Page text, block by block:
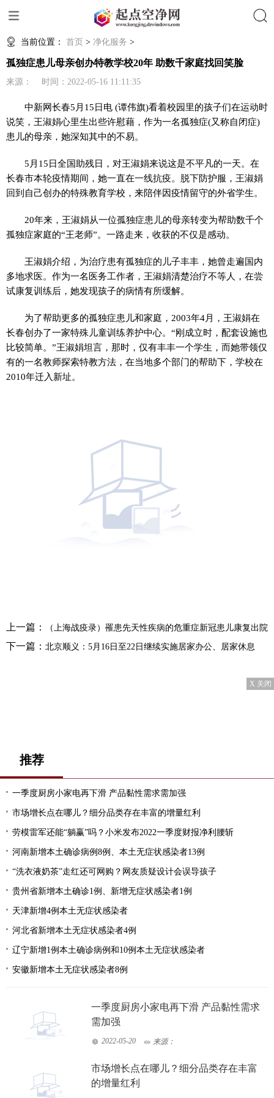
当前位置： 首页 > 净化服务 >
孤独症患儿母亲创办特教学校20年 助数千家庭找回笑脸
来源： 时间：2022-05-16 11:11:35
中新网长春5月15日电 (谭伟旗)看着校园里的孩子们在运动时
说笑，王淑娟心里生出些许慰藉，作为一名孤独症(又称自闭症)
患儿的母亲，她深知其中的不易。
5月15日全国助残日，对王淑娟来说这是不平凡的一天。在
长春市本轮疫情期间，她一直在一线抗疫。脱下防护服，王淑娟
回到自己创办的特殊教育学校，来陪伴因疫情留守的外省学生。
20年来，王淑娟从一位孤独症患儿的母亲转变为帮助数千个
孤独症家庭的“王老师”。一路走来，收获的不仅是感动。
王淑娟介绍，为治疗患有孤独症的儿子丰丰，她曾走遍国内
多地求医。作为一名医务工作者，王淑娟清楚治疗不等人，在尝
试康复训练后，她发现孩子的病情有所缓解。
为了帮助更多的孤独症患儿和家庭，2003年4月，王淑娟在
长春创办了一家特殊儿童训练养护中心。“刚成立时，配套设施也
比较简单。”王淑娟坦言，那时，仅有丰丰一个学生，而她带领仅
有的一名教师探索特教方法，在当地多个部门的帮助下，学校在
2010年迁入新址。
上一篇： （上海战疫录）罹患先天性疾病的危重症新冠患儿康复出院
下一篇： 北京顺义：5月16日至22日继续实施居家办公、居家休息
X 关闭
推荐
一季度厨房小家电再下滑 产品黏性需求需加强
市场增长点在哪儿？细分品类存在丰富的增量红利
劳模雷军还能“躺赢”吗？小米发布2022一季度财报净利腰斩
河南新增本土确诊病例8例、本土无症状感染者13例
“洗衣液奶茶”走红还可网购？网友质疑设计会误导孩子
贵州省新增本土确诊1例、新增无症状感染者1例
天津新增4例本土无症状感染者
河北省新增本土无症状感染者4例
辽宁新增1例本土确诊病例和10例本土无症状感染者
安徽新增本土无症状感染者8例
一季度厨房小家电再下滑 产品黏性需求
需加强
2022-05-20 来源：
市场增长点在哪儿？细分品类存在丰富
的增量红利